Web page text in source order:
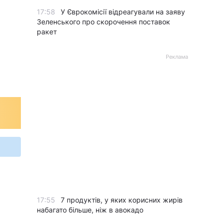
17:58
У Єврокомісії відреагували на заяву
Зеленського про скорочення поставок
ракет
Реклама
17:55
7 продуктів, у яких корисних жирів
набагато більше, ніж в авокадо